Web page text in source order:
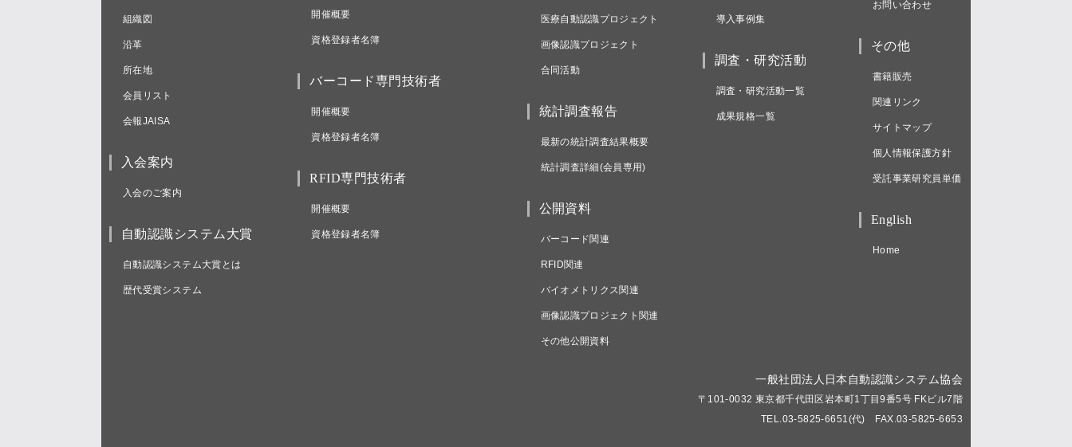
組織図
沿革
所在地
会員リスト
会報JAISA
入会案内
入会のご案内
自動認識システム大賞
自動認識システム大賞とは
歴代受賞システム
開催概要
資格登録者名簿
バーコード専門技術者
開催概要
資格登録者名簿
RFID専門技術者
開催概要
資格登録者名簿
医療自動認識プロジェクト
画像認識プロジェクト
合同活動
統計調査報告
最新の統計調査結果概要
統計調査詳細(会員専用)
公開資料
バーコード関連
RFID関連
バイオメトリクス関連
画像認識プロジェクト関連
その他公開資料
導入事例集
調査・研究活動
調査・研究活動一覧
成果規格一覧
お問い合わせ
その他
書籍販売
関連リンク
サイトマップ
個人情報保護方針
受託事業研究員単価
English
Home
一般社団法人日本自動認識システム協会
〒101-0032 東京都千代田区岩本町1丁目9番5号 FKビル7階
TEL.03-5825-6651(代) FAX.03-5825-6653